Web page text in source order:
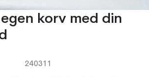
korv med din
240311